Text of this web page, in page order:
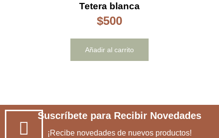
Tetera blanca
$500
Añadir al carrito
Suscríbete para Recibir Novedades
¡Recibe novedades de nuevos productos!